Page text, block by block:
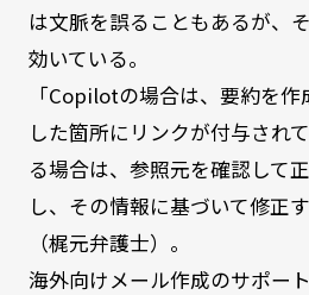
は文脈を誤ることもあるが、
効いている。
「Copilotの場合は、要約を
した箇所にリンクが付与され
る場合は、参照元を確認して
し、その情報に基づいて修正
（梶元弁護士）。
海外向けメール作成のサポー